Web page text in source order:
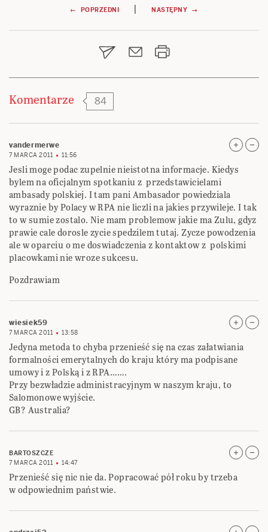
Nawigacja
wpisu
← POPRZEDNI | NASTĘPNY →
Komentarze 84
vandermerwe
7 MARCA 2011 11:56
Jesli moge podac zupelnie nieistotna informacje. Kiedys
bylem na oficjalnym spotkaniu z przedstawicielami
ambasady polskiej. I tam pani Ambasador powiedziala
wyraznie by Polacy w RPA nie liczli na jakies przywileje. I tak
to w sumie zostalo. Nie mam problemow jakie ma Zulu, gdyz
prawie cale dorosle zycie spedzilem tutaj. Zycze powodzenia
ale w oparciu o me doswiadczenia z kontaktow z polskimi
placowkami nie wroze sukcesu.
Pozdrawiam
wiesiek59
7 MARCA 2011 13:58
Jedyna metoda to chyba przenieść się na czas załatwiania
formalności emerytalnych do kraju który ma podpisane
umowy i z Polską i z RPA…….
Przy bezwładzie administracyjnym w naszym kraju, to
Salomonowe wyjście.
GB? Australia?
BARTOSZCZE
7 MARCA 2011
14:47
Przenieść się nic nie da. Popracować pół roku by trzeba
w odpowiednim państwie.